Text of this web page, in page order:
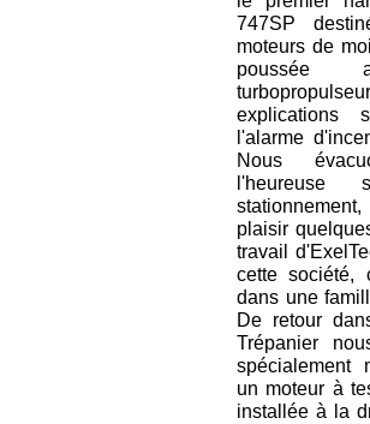
747SP
moteurs de
explications
l'alarme
Nous
l'heureuse
plaisir
travail
cette société,
dans une
De retour
Trépanier
spécialement
un moteur à
installée à la